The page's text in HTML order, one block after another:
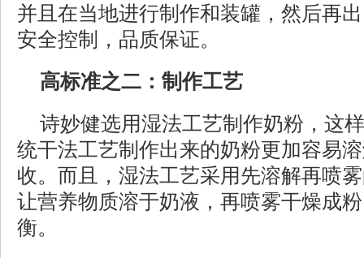
并且在当地进行制作和装罐，然后再
安全控制，品质保证。
高标准之二：制作工艺
诗妙健选用湿法工艺制作奶粉，这
统干法工艺制作出来的奶粉更加容易
收。而且，湿法工艺采用先溶解再喷
让营养物质溶于奶液，再喷雾干燥成
衡。